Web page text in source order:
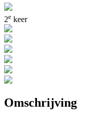
2e keer
Omschrijving